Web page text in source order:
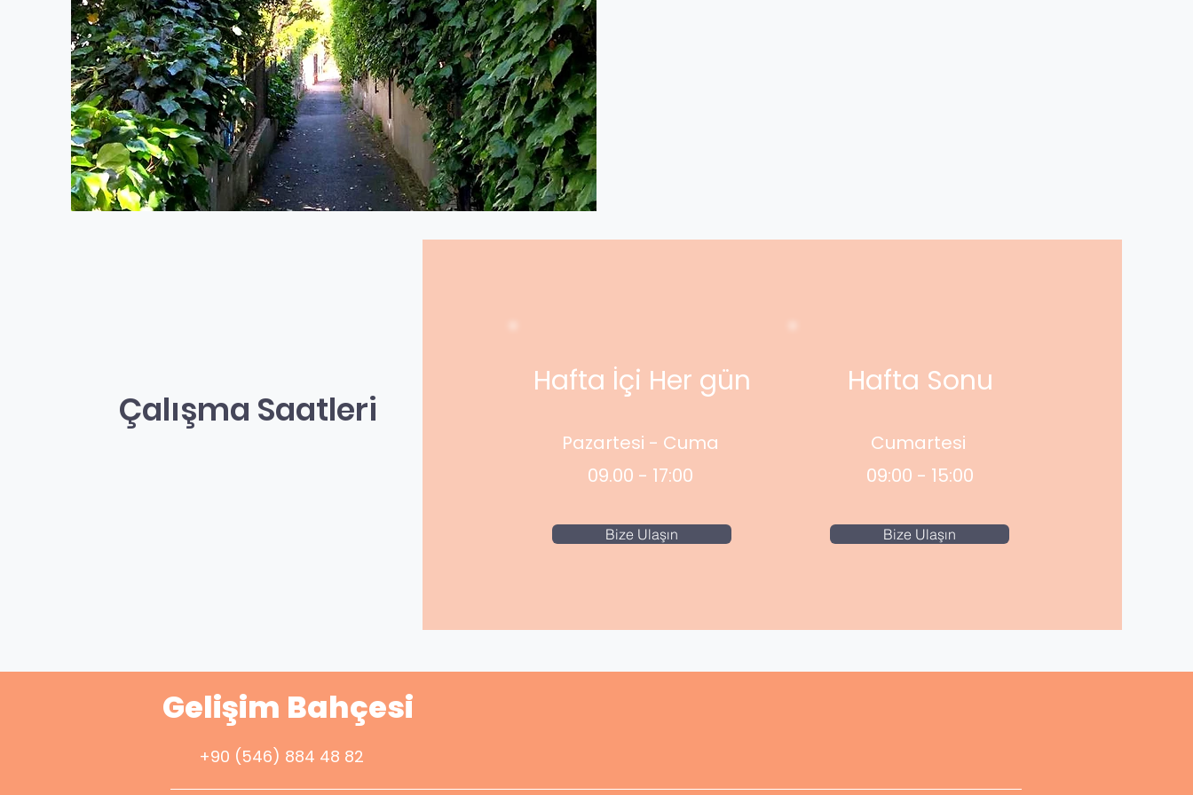
Çalışma Saatleri
Hafta İçi Her gün
Pazartesi - Cuma
09.00 - 17:00
Bize Ulaşın
Hafta Sonu
Cumartesi
09:00 - 15:00
Bize Ulaşın
Gelişim Bahçesi
+90 (546) 884 48 82